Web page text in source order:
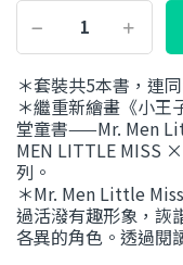
＊套裝共5本書，連
＊繼重新繪畫《小
堂童書——Mr. Men
MEN LITTLE MISS
列。
＊Mr. Men Little
過活潑有趣形象，詼
各異的角色。透過閱